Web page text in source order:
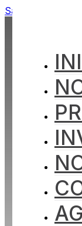
Saltar al